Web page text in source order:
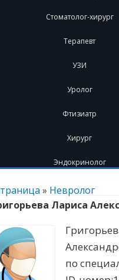
Стоматолог-хирург
Терапевт
УЗИ
Уролог
Фтизиатр
Хирург
Эндокринолог
» Невролог
Лариса
по